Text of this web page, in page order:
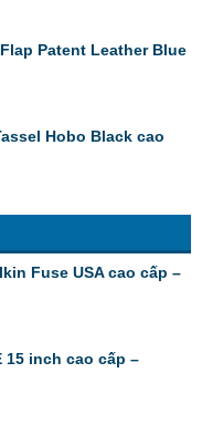
Patent Leather Blue
Hobo Black cao
Fuse USA cao cấp –
15 inch cao cấp –